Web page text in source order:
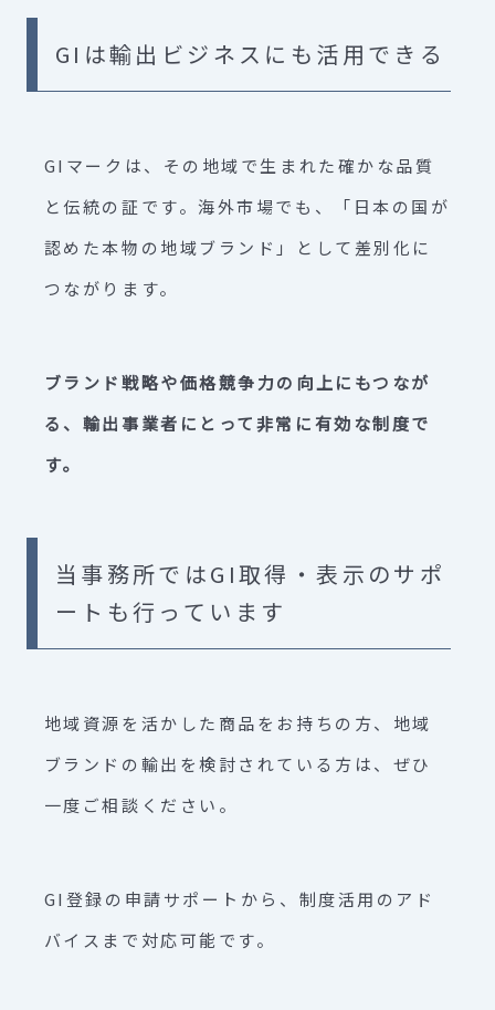
GIは輸出ビジネスにも活用できる
GIマークは、その地域で生まれた確かな品質
と伝統の証です。海外市場でも、「日本の国が
認めた本物の地域ブランド」として差別化に
つながります。
ブランド戦略や価格競争力の向上にもつなが
る、輸出事業者にとって非常に有効な制度で
す。
当事務所ではGI取得・表示のサポ
ートも行っています
地域資源を活かした商品をお持ちの方、地域
ブランドの輸出を検討されている方は、ぜひ
一度ご相談ください。
GI登録の申請サポートから、制度活用のアド
バイスまで対応可能です。